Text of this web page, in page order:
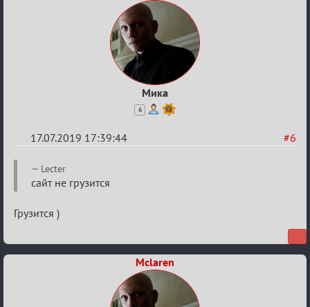
Мика
6
#6
17.07.2019 17:39:44
Re:
Кальк
Lecter
сайт не грузится
Грузится )
Mclaren